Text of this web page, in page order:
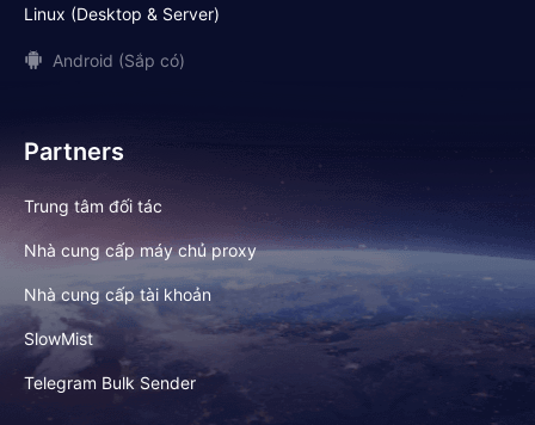
Linux (Desktop & Server)
Android (Sắp có)
Partners
Trung tâm đối tác
Nhà cung cấp máy chủ proxy
Nhà cung cấp tài khoản
SlowMist
Telegram Bulk Sender